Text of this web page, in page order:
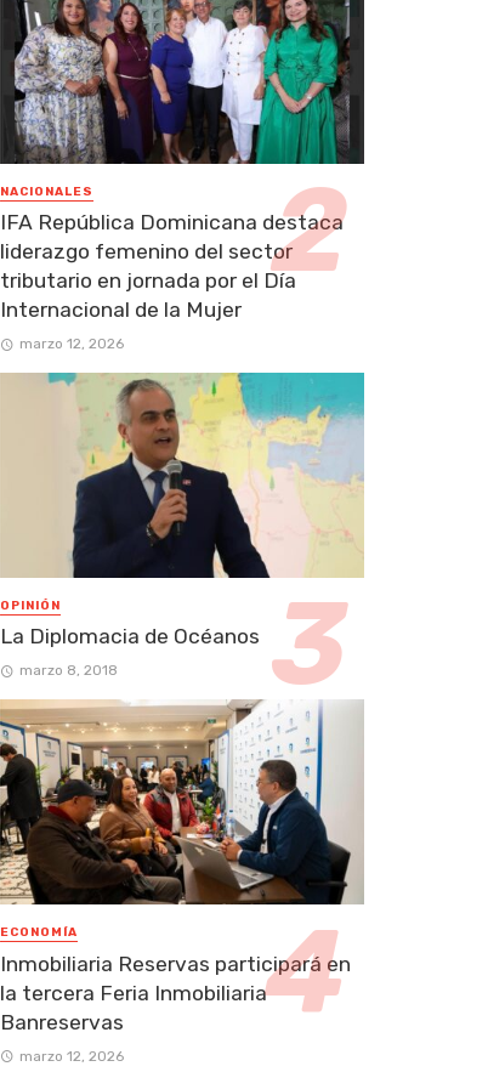
NACIONALES
IFA República Dominicana destaca
liderazgo femenino del sector
tributario en jornada por el Día
Internacional de la Mujer
marzo 12, 2026
OPINIÓN
La Diplomacia de Océanos
marzo 8, 2018
ECONOMÍA
Inmobiliaria Reservas participará en
la tercera Feria Inmobiliaria
Banreservas
marzo 12, 2026